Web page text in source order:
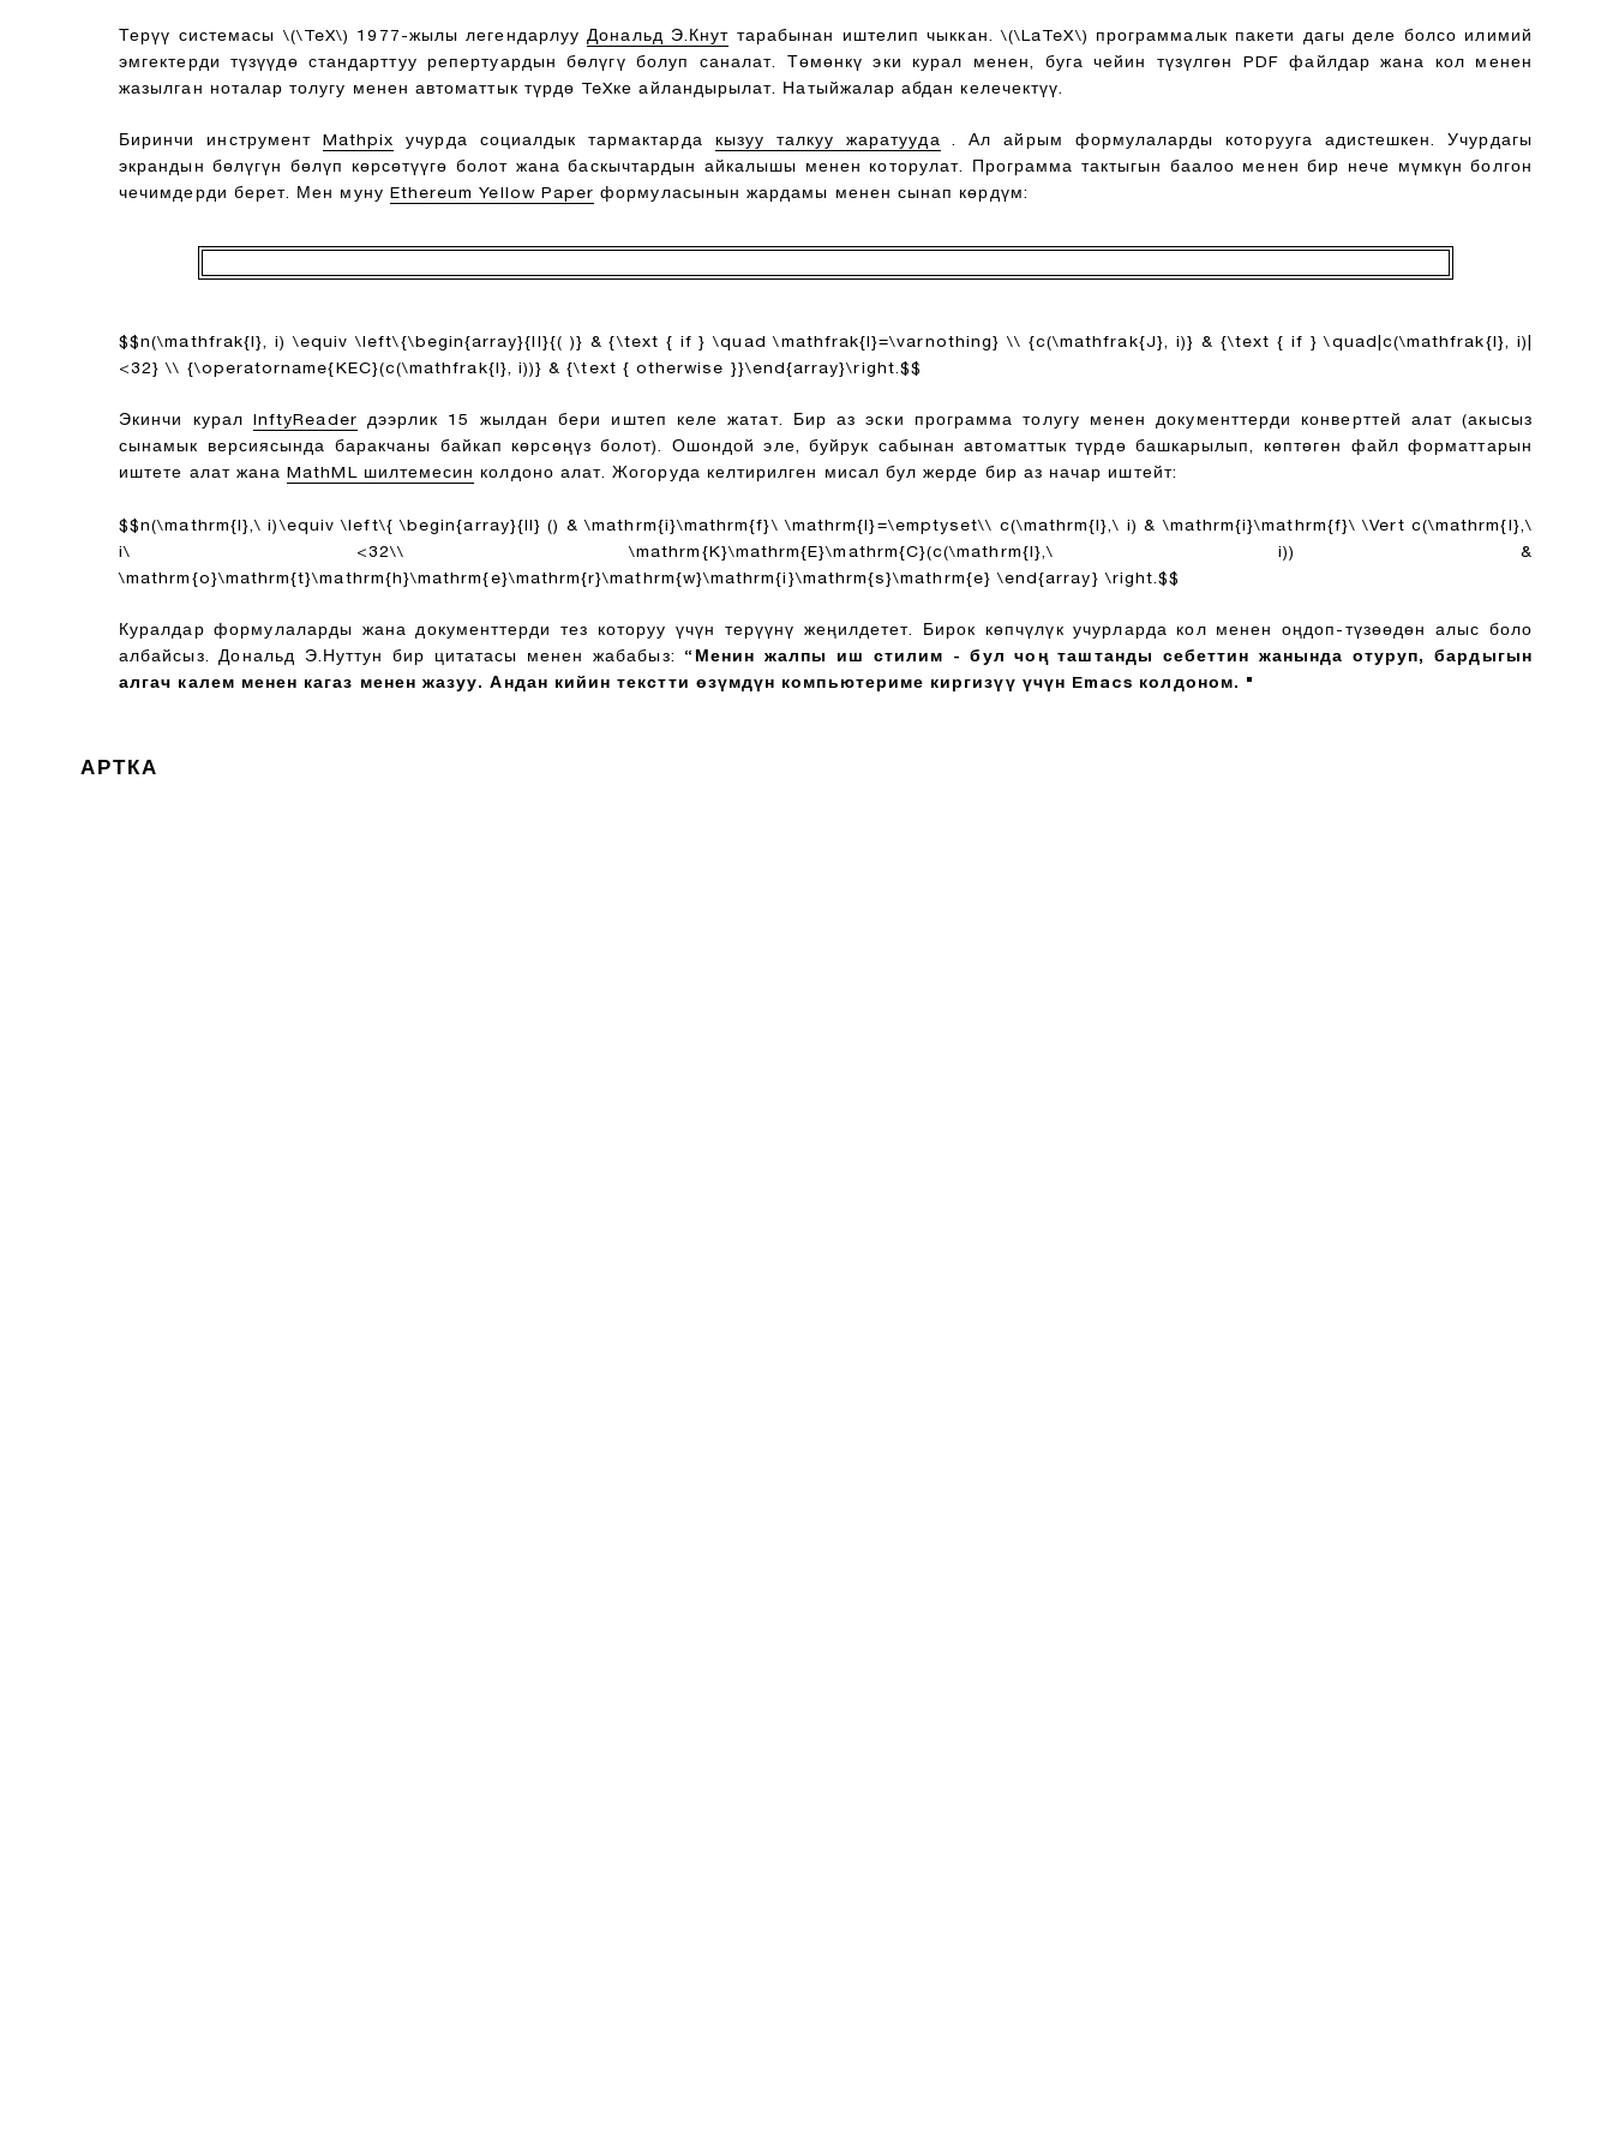
Терүү системасы \(\TeX\) 1977-жылы легендарлууДональд Э.Кнут тарабынан иштелип чыккан.\(\LaTeX\)
программалык пакети дагы деле болсо илимий
эмгектерди түзүүдө стандарттуу репертуардын бөлүгү болуп саналат. Төмөнкү эки курал менен, буга чейин түзүлгөн PDF файлдар жана кол менен
жазылган ноталар толугу менен автоматтык түрдө TeXке айландырылат. Натыйжалар абдан келечектүү.
Биринчи инструмент Mathpix учурда социалдык тармактарда кызуу талкуу жаратууда . Ал айрым формулаларды которууга адистешкен. Учурдагы
экрандын бөлүгүн бөлүп көрсөтүүгө болот жана баскычтардын айкалышы менен которулат. Программа тактыгын баалоо менен бир нече мүмкүн болгон
чечимдерди берет. Мен муну Ethereum Yellow Paper формуласынын жардамы менен сынап көрдүм:
$$n(\mathfrak{I}, i) \equiv \left\{\begin{array}{ll}{( )} & {\text { if } \quad \mathfrak{I}=\varnothing} \\ {c(\mathfrak{J}, i)} & {\text { if } \quad|c(\mathfrak{I}, i)|
<32} \\ {\operatorname{KEC}(c(\mathfrak{I}, i))} & {\text { otherwise }}\end{array}\right.$$
Экинчи куралInftyReader дээрлик 15 жылдан бери иштеп келе жатат. Бир аз эски программа толугу менен документтерди конверттей алат (акысыз
сынамык версиясында баракчаны байкап көрсөңүз болот). Ошондой эле, буйрук сабынан автоматтык түрдө башкарылып, көптөгөн файл форматтарын
иштете алат жанаMathML шилтемесин колдоно алат. Жогоруда келтирилген мисал бул жерде бир аз начар иштейт:
$$n(\mathrm{I},\ i)\equiv \left\{ \begin{array}{ll} () & \mathrm{i}\mathrm{f}\ \mathrm{I}=\emptyset\\ c(\mathrm{I},\ i) & \mathrm{i}\mathrm{f}\ \Vert c(\mathrm{I},\
i\ <32\\ \mathrm{K}\mathrm{E}\mathrm{C}(c(\mathrm{I},\ i)) &
\mathrm{o}\mathrm{t}\mathrm{h}\mathrm{e}\mathrm{r}\mathrm{w}\mathrm{i}\mathrm{s}\mathrm{e} \end{array} \right.$$
Куралдар формулаларды жана документтерди тез которуу үчүн терүүнү жеңилдетет. Бирок көпчүлүк учурларда кол менен оңдоп-түзөөдөн алыс боло
албайсыз. Дональд Э.Нуттун бир цитатасы менен жабабыз: “Менин жалпы иш стилим - бул чоң таштанды себеттин жанында отуруп, бардыгын
алгач калем менен кагаз менен жазуу. Андан кийин текстти өзүмдүн компьютериме киргизүү үчүн Emacs колдоном. "
АРТКА